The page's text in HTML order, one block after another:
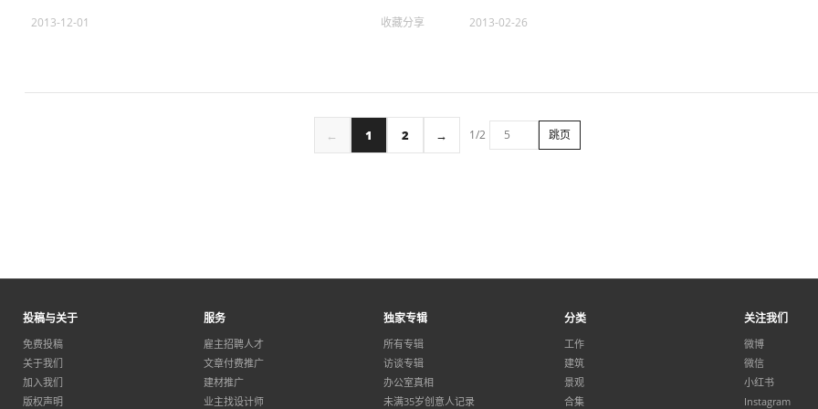
2013-12-01 收藏分享 2013-02-26
← 1 2 → 1/2 跳页
投稿与关于
免费投稿
关于我们
加入我们
版权声明
服务
雇主招聘人才
文章付费推广
建材推广
业主找设计师
独家专辑
所有专辑
访谈专辑
办公室真相
未满35岁创意人记录
分类
工作
建筑
景观
合集
关注我们
微博
微信
小红书
Instagram